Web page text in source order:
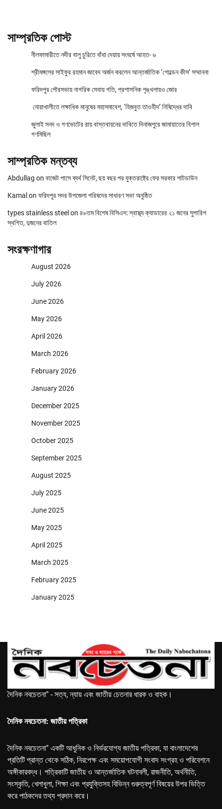
সাম্প্রতিক পোস্ট
নীলফামারীতে নদীর বালু চুরিতে বাঁধা দেয়ায় সংঘর্ষে আহত- ৬
শ্রীমঙ্গলের সাইফুর রহমান জাবেদ অর্জন করলেন আন্তর্জাতিক ‘গোল্ডেন কীস’ সম্মাননা
ফরিদপুর পৌরসভায় নাগরিক সেবায় গতি, প্রশাসনিক শৃঙ্খলায়ও জোর
নোয়াখালীতে লক্ষাধিক মানুষের মহাসমাবেশ, ‘হিজবুত তাওহীদ’ নিষিদ্ধের দাবি
জুলাই সনদ ও গণভোটের রায় বাস্তবায়নের দাবিতে দিনাজপুরে জামায়াতের বিশাল
গণমিছিল
সাম্প্রতিক মন্তব্য
Abdullag on বাজেট পাসে ব্যর্থ সিনেট, ছয় বছর পর যুক্তরাষ্ট্রে ফের সরকার শাটডাউন
Kamal on ফরিদপুর সদর উপজেলা পরিষদের সাধারণ সভা অনুষ্ঠিত
types stainless steel on ৪৮তম বিশেষ বিসিএস: স্বাস্থ্য ক্যাডারের ২১ জনের সুপারিশ
স্থগিত, দুজনের বাতিল
সংরক্ষণাগার
August 2026
July 2026
June 2026
May 2026
April 2026
March 2026
February 2026
January 2026
December 2025
November 2025
October 2025
September 2025
August 2025
July 2025
June 2025
May 2025
April 2025
March 2025
February 2025
January 2025
দৈনিক নবচেতনা" - সত্য, ন্যায় এবং জাতীয় চেতনার ধারক ও বাহক।
দৈনিক নবচেতনা: জাতীয় পত্রিকা
দৈনিক নবচেতনা" একটি আধুনিক ও নির্ভরযোগ্য জাতীয় পত্রিকা, যা বাংলাদেশের
প্রতিটি প্রান্ত থেকে সঠিক, নিরপেক্ষ এবং সময়োপযোগী সংবাদ সংগ্রহ ও পরিবেশনে
অঙ্গীকারবদ্ধ। পত্রিকাটি জাতীয় ও আন্তর্জাতিক ঘটনাবলী, রাজনীতি, অর্থনীতি,
সংস্কৃতি, খেলাধুলা, শিক্ষা এবং প্রযুক্তিসহ বিভিন্ন গুরুত্বপূর্ণ বিষয়ের উপর ভিত্তি
করে পাঠকদের তথ্য প্রদান করে।